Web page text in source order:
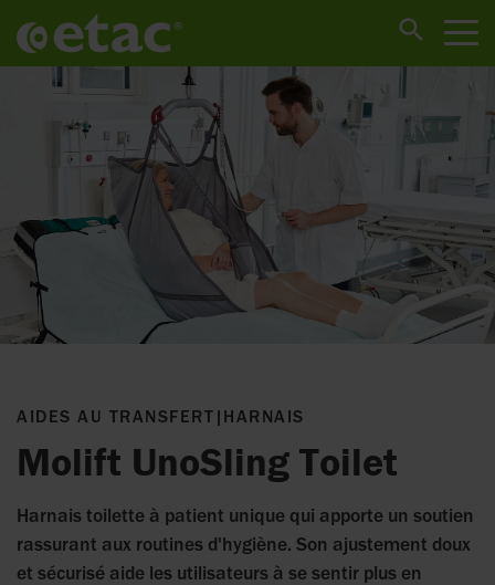
AIDES AU TRANSFERT | HARNAIS
Molift UnoSling Toilet
Harnais toilette à patient unique qui apporte un soutien
rassurant aux routines d'hygiène. Son ajustement doux
et sécurisé aide les utilisateurs à se sentir plus en